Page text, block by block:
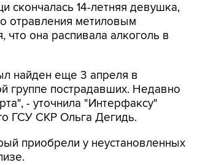
скончалась 14-летняя девушка,
отравления метиловым
что она распивала алкоголь в
найден еще 3 апреля в
группе пострадавших. Недавно
- уточнила "Интерфаксу"
ГСУ СКР Ольга Дегидь.
приобрели у неустановленных